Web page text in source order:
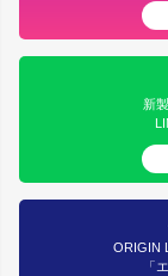
新
ORIGIN
「